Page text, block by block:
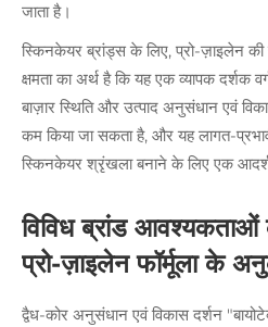
जाता है।
स्किनकेयर ब्रांड्स के लिए, प्रो-ज़ाइलेन
क्षमता का अर्थ है कि यह एक व्यापक दर्शक
बाज़ार स्थिति और उत्पाद अनुसंधान एवं
कम किया जा सकता है, और यह लागत-
स्किनकेयर श्रृंखला बनाने के लिए एक आदर्श
विविध ब्रांड
प्रो-ज़ाइलेन फॉर्मूला के
द्वैध-कोर अनुसंधान एवं विकास दर्शन